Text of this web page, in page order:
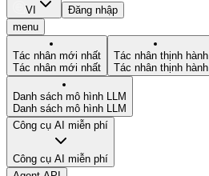
VI
Đăng nhập
menu
Tác nhân mới nhất
Tác nhân mới nhất
Tác nhân thịnh hành
Tác nhân thịnh hành
Danh sách mô hình LLM
Danh sách mô hình LLM
Công cụ AI miễn phí
Công cụ AI miễn phí